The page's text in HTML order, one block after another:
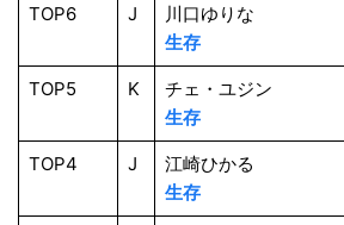
TOP6 J
川口ゆりな
生存
TOP5 K
チェ・ユジン
生存
TOP4 J
江崎ひかる
生存